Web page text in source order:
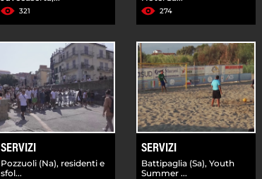
321 274
SERVIZI
Pozzuoli (Na), residenti e
sfol...
SERVIZI
Battipaglia (Sa), Youth
Summer ...